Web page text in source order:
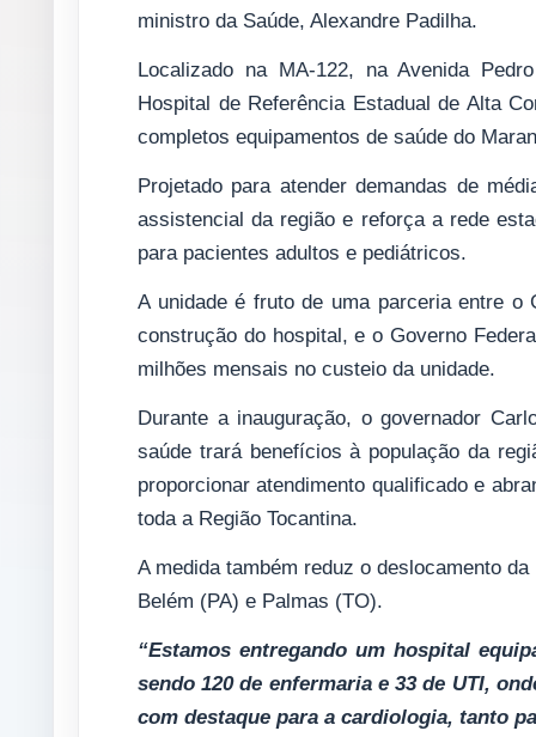
ministro da Saúde, Alexandre Padilha.
Localizado na MA-122, na Avenida
Hospital de Referência Estadual de Alta
completos equipamentos de saúde do
Projetado para atender demandas de
assistencial da região e reforça a rede
para pacientes adultos e pediátricos.
A unidade é fruto de uma parceria entre o
construção do hospital, e o Governo
milhões mensais no custeio da unidade.
Durante a inauguração, o governador
saúde trará benefícios à população da
proporcionar atendimento qualificado e
toda a Região Tocantina.
A medida também reduz o deslocamento
Belém (PA) e Palmas (TO).
“Estamos entregando um hospital
sendo 120 de enfermaria e 33 de UTI,
com destaque para a cardiologia, tanto